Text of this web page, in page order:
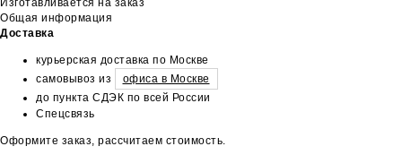
Общая информация
Доставка
курьерская доставка по Москве
самовывоз из
офиса в Москве
до пункта СДЭК по всей России
Спецсвязь
Оформите заказ, рассчитаем стоимость.